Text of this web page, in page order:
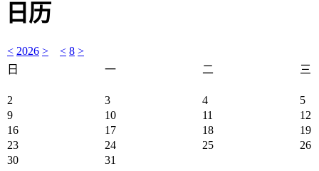
日历
< 2026 > < 8 >
日
一 二 三
2 3 4
5
9
10 11
12
16
17 18
19
23
24 25
26
30
31